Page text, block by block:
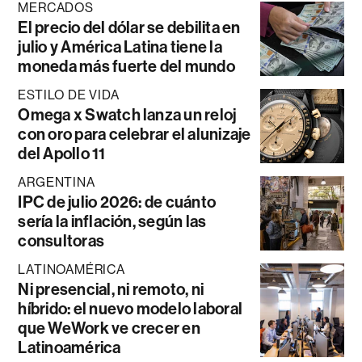
MERCADOS
El precio del dólar se debilita en
julio y América Latina tiene la
moneda más fuerte del mundo
ESTILO DE VIDA
Omega x Swatch lanza un reloj
con oro para celebrar el alunizaje
del Apollo 11
ARGENTINA
IPC de julio 2026: de cuánto
sería la inflación, según las
consultoras
LATINOAMÉRICA
Ni presencial, ni remoto, ni
híbrido: el nuevo modelo laboral
que WeWork ve crecer en
Latinoamérica